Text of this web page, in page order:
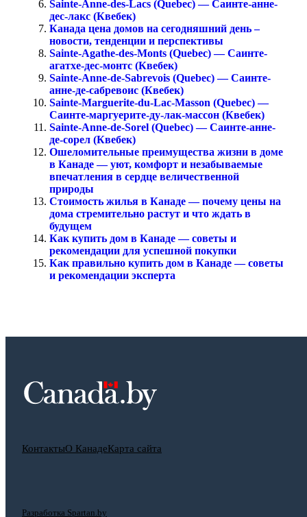
Sainte-Anne-des-Lacs (Quebec) — Саинте-анне-
дес-лакс (Квебек)
Канада цена домов на сегодняшний день –
новости, тенденции и перспективы
Sainte-Agathe-des-Monts (Quebec) — Саинте-
агатхе-дес-монтс (Квебек)
Sainte-Anne-de-Sabrevois (Quebec) — Саинте-
анне-де-сабревоис (Квебек)
Sainte-Marguerite-du-Lac-Masson (Quebec) —
Саинте-маргуерите-ду-лак-массон (Квебек)
Sainte-Anne-de-Sorel (Quebec) — Саинте-анне-
де-сорел (Квебек)
Ошеломительные преимущества жизни в доме
в Канаде — уют, комфорт и незабываемые
впечатления в сердце величественной
природы
Стоимость жилья в Канаде — почему цены на
дома стремительно растут и что ждать в
будущем
Как купить дом в Канаде — советы и
рекомендации для успешной покупки
Как правильно купить дом в Канаде — советы
и рекомендации эксперта
КонтактыО КанадеКарта сайта
Разработка Spartan.by